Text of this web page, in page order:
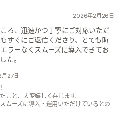
2026年2月26日
ろ、迅速かつ丁寧にご対応いただ
すぐにご返信くださり、とても助
ラーなくスムーズに導入できてお
た。
27日
こと、大変嬉しく存じます。
ムーズに導入・運用いただけているとの